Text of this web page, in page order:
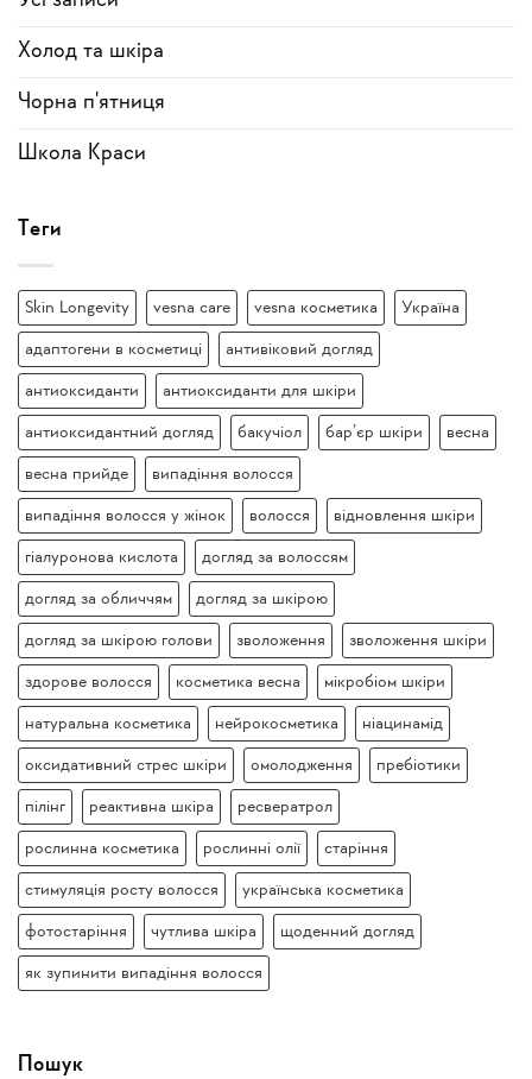
Холод та шкіра
Чорна п'ятниця
Школа Краси
Теги
Skin Longevity vesna care vesna косметика Україна
адаптогени в косметиці антивіковий догляд
антиоксиданти антиоксиданти для шкіри
антиоксидантний догляд бакучіол бар’єр шкіри весна
весна прийде випадіння волосся
випадіння волосся у жінок волосся відновлення шкіри
гіалуронова кислота догляд за волоссям
догляд за обличчям догляд за шкірою
догляд за шкірою голови зволоження зволоження шкіри
здорове волосся косметика весна мікробіом шкіри
натуральна косметика нейрокосметика ніацинамід
оксидативний стрес шкіри омолодження пребіотики
пілінг реактивна шкіра ресвератрол
рослинна косметика рослинні олії старіння
стимуляція росту волосся українська косметика
фотостаріння чутлива шкіра щоденний догляд
як зупинити випадіння волосся
Пошук